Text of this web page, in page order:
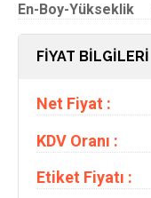
En-Boy-Yükseklik
FİYAT BİLGİLERİ
Net Fiyat :
KDV Oranı :
Etiket Fiyatı :